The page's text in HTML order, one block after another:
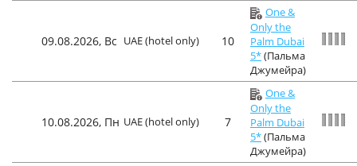
09.08.2026, Вс UAE (hotel only) 10
One &
Only the
Palm Dubai
5*(Пальма
Джумейра)
10.08.2026, Пн UAE (hotel only) 7
One &
Only the
Palm Dubai
5*(Пальма
Джумейра)